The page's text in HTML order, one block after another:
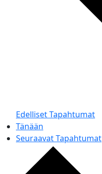
EdellisetTapahtumat
Tänään
SeuraavatTapahtumat